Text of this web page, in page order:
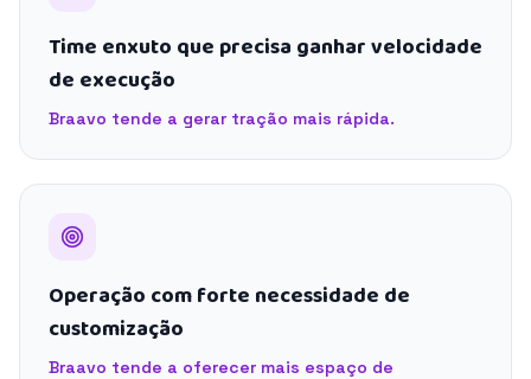
Time enxuto que precisa ganhar velocidade
de execução
Braavo tende a gerar tração mais rápida.
Operação com forte necessidade de
customização
Braavo tende a oferecer mais espaço de